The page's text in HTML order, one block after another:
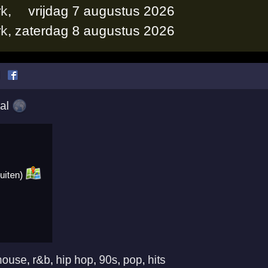
,
vrijdag 7 augustus 2026
, zaterdag 8 augustus 2026
, r&b, hip hop, 90s, pop, hits